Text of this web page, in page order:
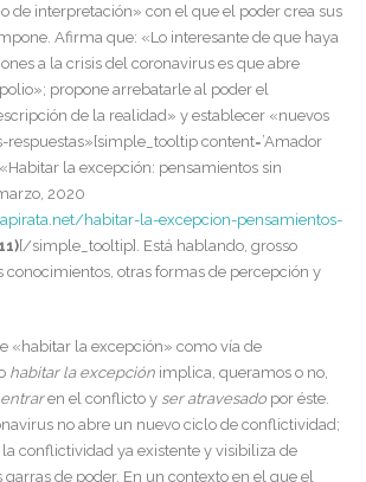
de interpretación» con el que el poder crea sus
Afirma que: «Lo interesante de que haya
a la crisis del coronavirus es que abre
propone arrebatarle al poder el
de la realidad» y establecer «nuevos
respuestas»[simple_tooltip content=’Amador
la excepción: pensamientos sin
2020
habitar-la-excepcion-pensamientos-
[/simple_tooltip]. Está hablando, grosso
conocimientos, otras formas de percepción y
«habitar la excepción» como vía de
habitar la excepción implica, queramos o no,
entraren el conflicto y ser atravesado por éste.
no abre un nuevo ciclo de conflictividad;
conflictividad ya existente y visibiliza de
de poder. En un contexto en el que el